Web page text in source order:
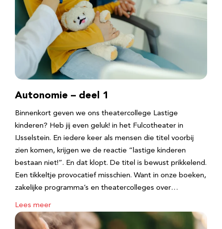
Autonomie – deel 1
Binnenkort geven we ons theatercollege Lastige
kinderen? Heb jij even geluk! in het Fulcotheater in
IJsselstein. En iedere keer als mensen die titel voorbij
zien komen, krijgen we de reactie “lastige kinderen
bestaan niet!”. En dat klopt. De titel is bewust prikkelend.
Een tikkeltje provocatief misschien. Want in onze boeken,
zakelijke programma’s en theatercolleges over…
Lees meer